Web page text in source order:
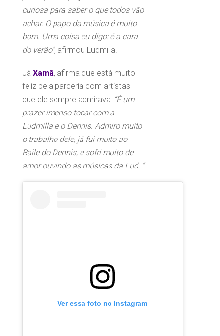
curiosa para saber o que todos vão
achar. O papo da música é muito
bom. Uma coisa eu digo: é a cara
do verão”,afirmou Ludmilla.
Já Xamã, afirma que está muito
feliz pela parceria com artistas
que ele sempre admirava: “É um
prazer imenso tocar com a
Ludmilla e o Dennis. Admiro muito
o trabalho dele, já fui muito ao
Baile do Dennis, e sofri muito de
amor ouvindo as músicas da Lud. “
Ver essa foto no Instagram